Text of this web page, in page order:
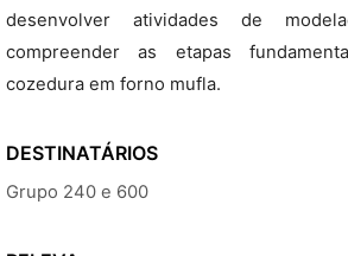
desenvolver atividades de
compreender as etapas
cozedura em forno mufla.
DESTINATÁRIOS
Grupo 240 e 600